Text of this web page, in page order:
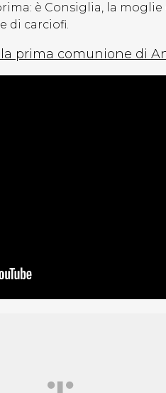
è Consiglia, la
di carciofi.
prima comunione di